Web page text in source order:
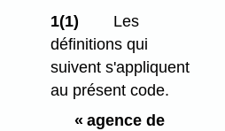
1(1)
Les
définitions qui
suivent s'appliquent
au présent code.
« agence de